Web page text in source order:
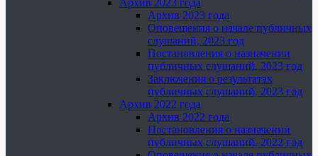
Архив 2023 года
Архив 2023 года
Оповещения о начале публичных
слушаний, 2023 год
Постановления о назначении
публичных слушаний, 2023 год
Заключения о результатах
публичных слушаний, 2023 год
Архив 2022 года
Архив 2022 года
Постановления о назначении
публичных слушаний, 2022 год